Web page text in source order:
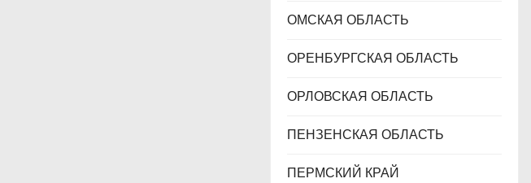
ОМСКАЯ ОБЛАСТЬ
ОРЕНБУРГСКАЯ ОБЛАСТЬ
ОРЛОВСКАЯ ОБЛАСТЬ
ПЕНЗЕНСКАЯ ОБЛАСТЬ
ПЕРМСКИЙ КРАЙ